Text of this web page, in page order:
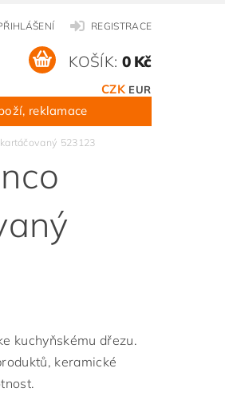
REGISTRACE
CZK EUR
KOŠÍK: 0 Kč
reklamace
523123
kuchyňskému dřezu.
keramické